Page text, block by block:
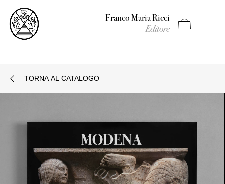
Franco Maria Ricci
Editore Apri carrello
Apri il
TORNA AL CATALOGO